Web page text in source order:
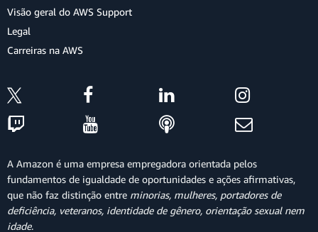
Visão geral do AWS Support
Legal
Carreiras na AWS
A Amazon é uma empresa empregadora orientada pelos
fundamentos de igualdade de oportunidades e ações afirmativas,
que não faz distinção entre minorias, mulheres, portadores de
deficiência, veteranos, identidade de gênero, orientação sexual nem
idade.